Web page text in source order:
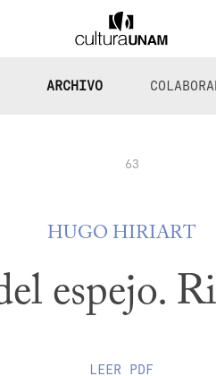
ARCHIVO
63
HUGO HIRIART
espejo.
LEER PDF